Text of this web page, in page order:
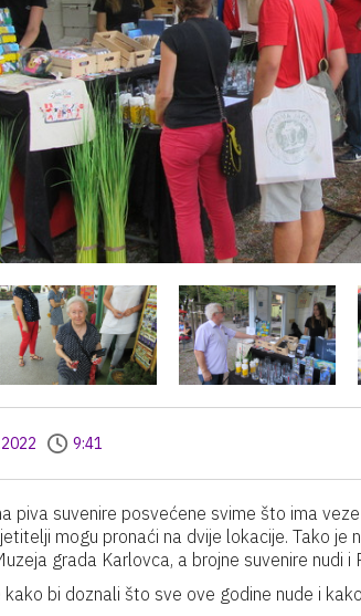
9:41
piva suvenire posvećene svime što ima
mogu pronaći na dvije lokacije. Tako
grada Karlovca, a brojne suvenire nudi i
bi doznali što sve ove godine nude i